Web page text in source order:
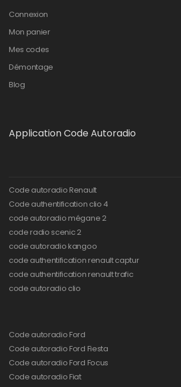
Connexion
Mon panier
Mes codes
Démontage
Blog
Application Code Autoradio
Code autoradio Renault
Code authentification clio 4
code autoradio mégane 2
code radio scenic 2
code autoradio kangoo
code authentification renault captur
code authentification renault trafic
code autoradio clio
Code autoradio Ford
Code autoradio Ford Fiesta
Code autoradio Ford Focus
Code autoradio Fiat